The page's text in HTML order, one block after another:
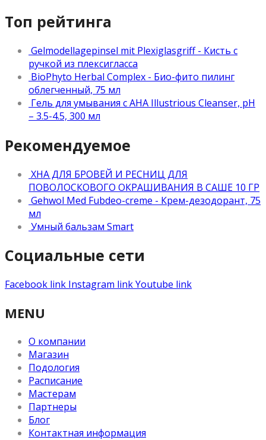
Топ рейтинга
Gelmodellagepinsel mit Plexiglasgriff - Кисть с
ручкой из плексигласса
BioPhyto Herbal Complex - Био-фито пилинг
облегченный, 75 мл
Гель для умывания с АНА Illustrious Cleanser, рН
– 3.5-4.5, 300 мл
Рекомендуемое
ХНА ДЛЯ БРОВЕЙ И РЕСНИЦ ДЛЯ
ПОВОЛОСКОВОГО ОКРАШИВАНИЯ В САШЕ 10 ГР
Gehwol Med Fubdeo-creme - Крем-дезодорант, 75
мл
Умный бальзам Smart
Социальные сети
Facebook link Instagram linkYoutube link
MENU
О компании
Магазин
Подология
Расписание
Мастерам
Партнеры
Блог
Контактная информация